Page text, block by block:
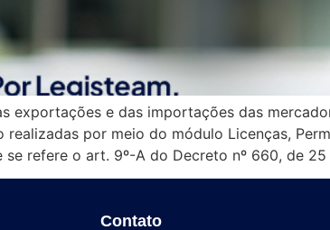
exportações e das importações das
realizadas por meio do módulo Licenças,
se refere o art. 9º-A do Decreto nº 660, de
Contato